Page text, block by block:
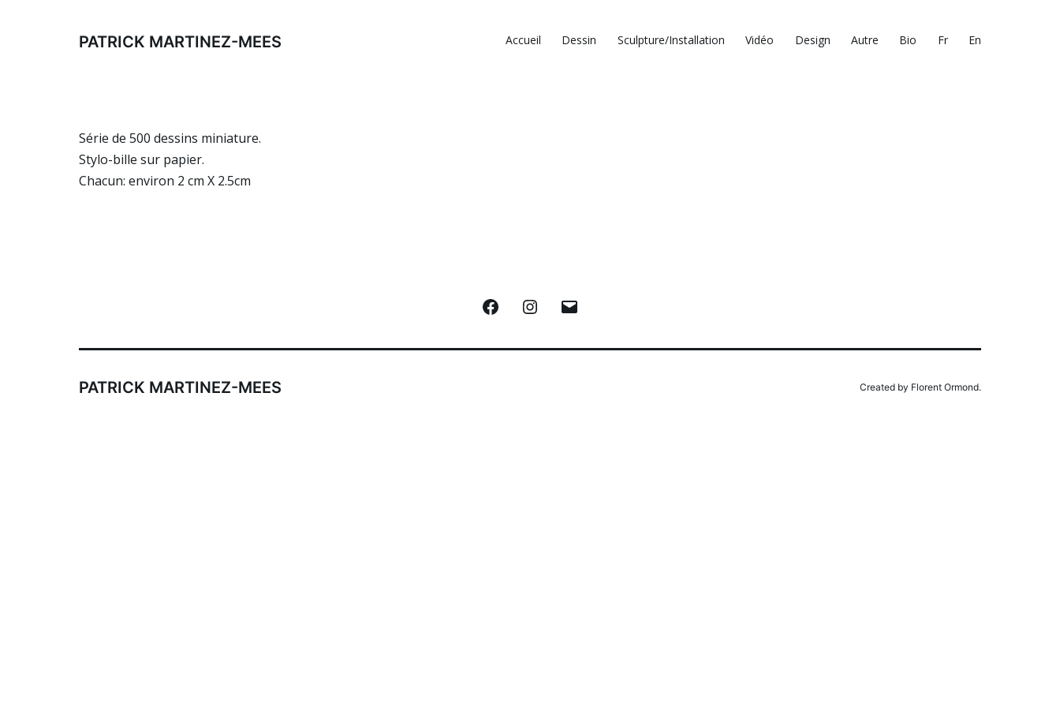
PATRICK MARTINEZ-MEES Accueil Dessin Sculpture/Installation Vidéo Design Autre Bio Fr En
Série de 500 dessins miniature.
Stylo-bille sur papier.
Chacun: environ 2 cm X 2.5cm
FacebookInstagram
PATRICK MARTINEZ-MEES Created by Florent Ormond.